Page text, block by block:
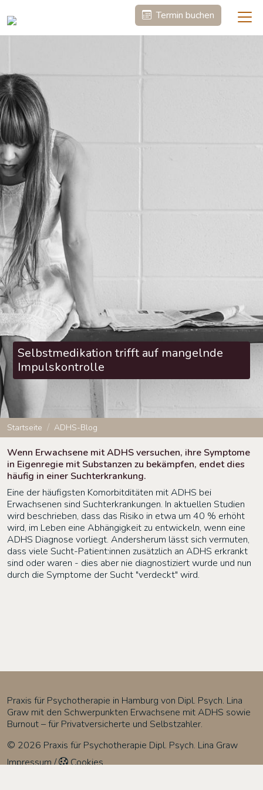
Termin buchen
Selbstmedikation trifft auf mangelnde
Impulskontrolle
Startseite ADHS-Blog
Wenn Erwachsene mit ADHS versuchen, ihre Symptome
in Eigenregie mit Substanzen zu bekämpfen, endet dies
häufig in einer Suchterkrankung.
Eine der häufigsten Komorbitditäten mit ADHS bei
Erwachsenen sind Suchterkrankungen. In aktuellen Studien
wird beschrieben, dass das Risiko in etwa um 40 % erhöht
wird, im Leben eine Abhängigkeit zu entwickeln, wenn eine
ADHS Diagnose vorliegt. Andersherum lässt sich vermuten,
dass viele Sucht-Patient:innen zusätzlich an ADHS erkrankt
sind oder waren - dies aber nie diagnostiziert wurde und nun
durch die Symptome der Sucht "verdeckt" wird.
Praxis für Psychotherapie in Hamburg von Dipl. Psych. Lina
Graw mit den Schwerpunkten Erwachsene mit ADHS sowie
Burnout – für Privatversicherte und Selbstzahler.
© 2026 Praxis für Psychotherapie Dipl. Psych. Lina Graw
Impressum/ Cookies